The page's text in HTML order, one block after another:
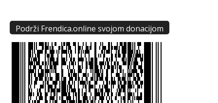
Podrži Frendica.online svojom donacijom